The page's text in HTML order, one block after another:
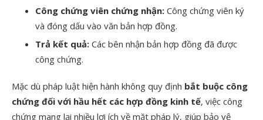
Công chứng viên chứng nhận: Công chứng viên ký
và đóng dấu vào văn bản hợp đồng.
Trả kết quả: Các bên nhận bản hợp đồng đã được
công chứng.
Mặc dù pháp luật hiện hành không quy định bắt buộc công
chứng đối với hầu hết các hợp đồng kinh tế, việc công
chứng mang lại nhiều lợi ích về mặt pháp lý, giúp bảo vệ